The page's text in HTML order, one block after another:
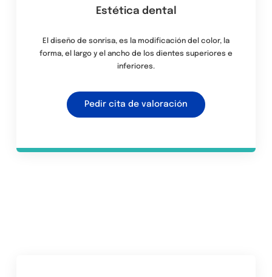
Estética dental
El diseño de sonrisa, es la modificación del color, la
forma, el largo y el ancho de los dientes superiores e
inferiores.
Pedir cita de valoración